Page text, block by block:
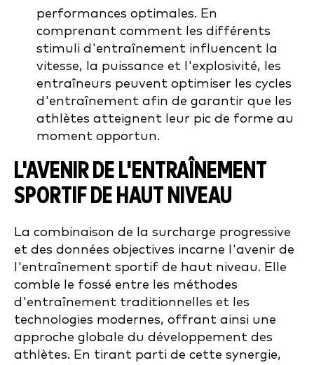
performances optimales. En
comprenant comment les différents
stimuli d'entraînement influencent la
vitesse, la puissance et l'explosivité, les
entraîneurs peuvent optimiser les cycles
d'entraînement afin de garantir que les
athlètes atteignent leur pic de forme au
moment opportun.
L'AVENIR DE L'ENTRAÎNEMENT
SPORTIF DE HAUT NIVEAU
La combinaison de la surcharge progressive
et des données objectives incarne l'avenir de
l'entraînement sportif de haut niveau. Elle
comble le fossé entre les méthodes
d'entraînement traditionnelles et les
technologies modernes, offrant ainsi une
approche globale du développement des
athlètes. En tirant parti de cette synergie,